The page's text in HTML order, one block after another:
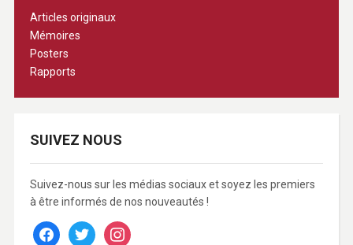
Articles originaux
Mémoires
Posters
Rapports
SUIVEZ NOUS
Suivez-nous sur les médias sociaux et soyez les premiers
à être informés de nos nouveautés !
facebooktwitter instagram